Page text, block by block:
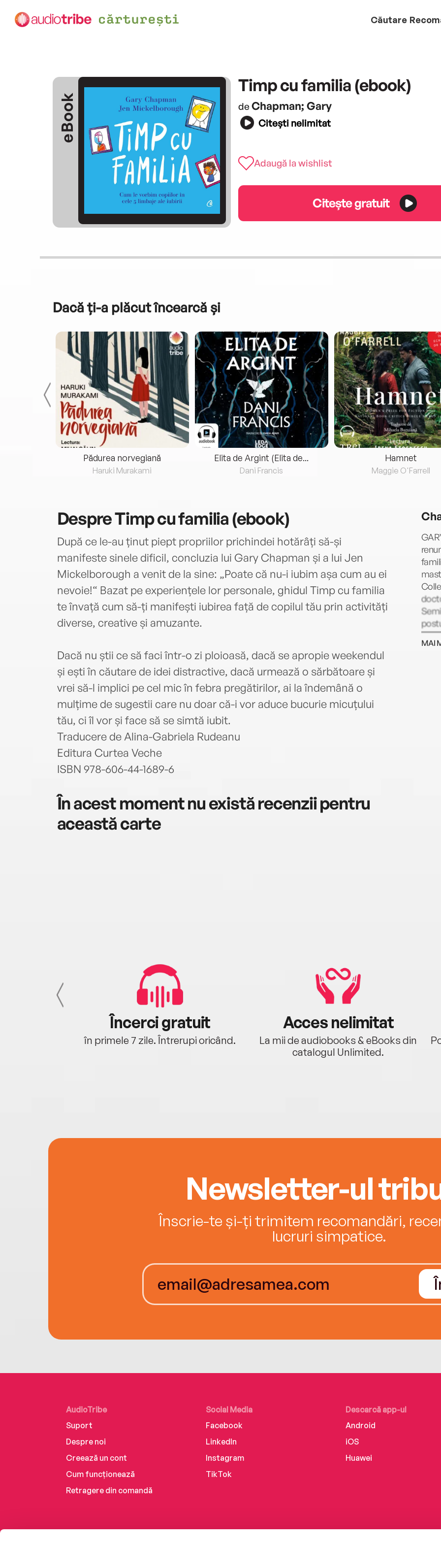
Căutare
eBook
Timp cu familia (ebook)
de Chapman; Gary
Citești nelimitat
Adaugă la wishlist
Citește gratuit
Dacă ți-a plăcut încearcă și
Pădurea norvegiană
Haruki Murakami
Elita de Argint (Elita de...
Dani Francis
Hamnet
Maggie O'Farrell
DespreTimp cu familia (ebook)
După ce le-au ținut piept propriilor prichindei hotărâți să-și
manifeste sinele dificil, concluzia lui Gary Chapman și a lui Jen
Mickelborough a venit de la sine: „Poate că nu-i iubim așa cum au ei
nevoie!“ Bazat pe experiențele lor personale, ghidul Timp cu familia
te învață cum să-ți manifești iubirea față de copilul tău prin activități
diverse, creative și amuzante.
Dacă nu știi ce să faci într-o zi ploioasă, dacă se apropie weekendul
și ești în căutare de idei distractive, dacă urmează o sărbătoare și
vrei să-l implici pe cel mic în febra pregătirilor, ai la îndemână o
mulțime de sugestii care nu doar că-i vor aduce bucurie micuțului
tău, ci îl vor și face să se simtă iubit.
Traducere de Alina-Gabriela Rudeanu
Editura Curtea Veche
ISBN 978-606-44-1689-6
În acest moment nu există recenzii pentru
această carte
şi la
MAI
Încerci gratuit
în primele 7 zile. Întrerupi oricând.
Acces nelimitat
La mii de audiobooks & eBooks din
catalogul Unlimited.
Newsletter-ul
Înscrie-te și-ți trimitem recomandări,
lucruri simpatice.
AudioTribe
Suport
Despre noi
Creează un cont
Cum funcționează
Retragere din comandă
Social Media
Facebook
LinkedIn
Instagram
TikTok
Descarcă app-ul
Android
iOS
Huawei